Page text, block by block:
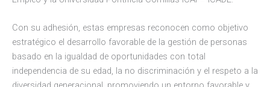
Con su adhesión, estas empresas reconocen como objetivo
estratégico el desarrollo favorable de la gestión de personas
basado en la igualdad de oportunidades con total
independencia de su edad, la no discriminación y el respeto a la